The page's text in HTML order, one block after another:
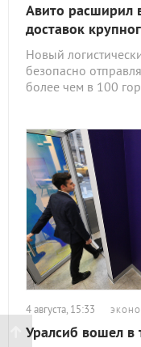
Авито расширил
доставок
Новый
безопасно
более чем в 100
4 августа, 15:33
Уралсиб вошел в